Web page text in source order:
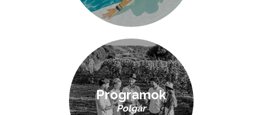
Programok
Polgár